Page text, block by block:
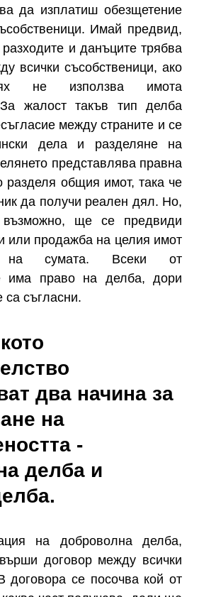
да изплатиш обезщетение
Имай предвид,
и данъците трябва
всички съсобственици, ако
не използва имота
За жалост такъв тип делба
между страните и се
дела и разделяне на
представлява правна
разделя общия имот, така че
да получи реален дял. Но,
ще се предвиди
или продажба на целия имот
сумата. Всеки от
има право на делба, дори
са съгласни.
два начина за
на
-
делба и
на доброволна делба,
договор между всички
договора се посочва кой от